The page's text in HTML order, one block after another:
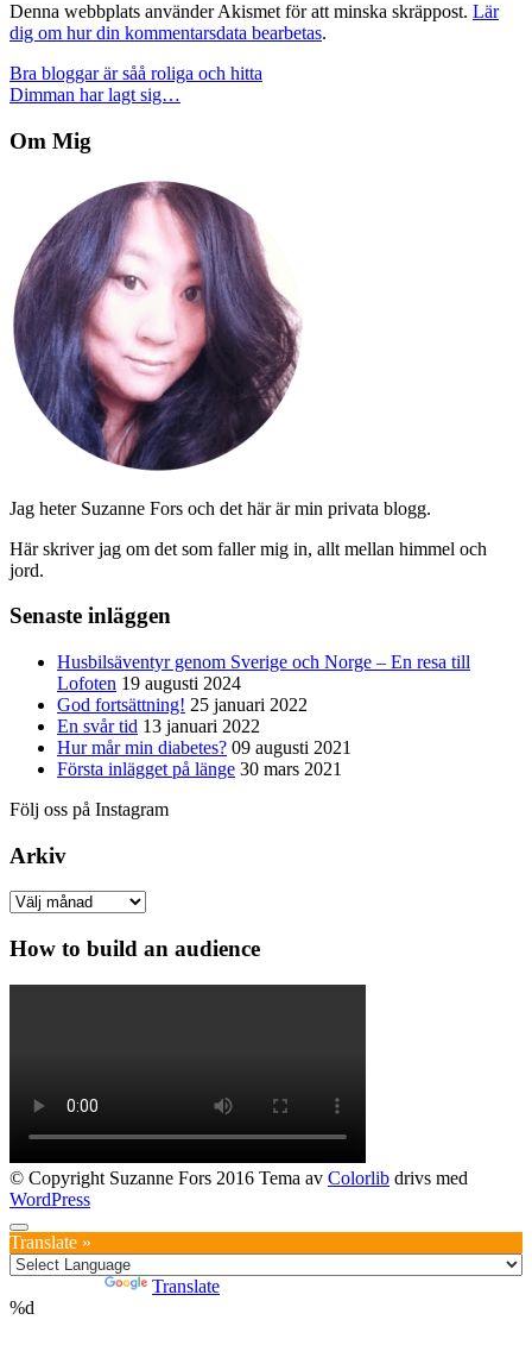
Denna webbplats använder Akismet för att minska skräppost. Lär
dig om hur din kommentarsdata bearbetas.
Inläggsnavigering
Bra bloggar är såå roliga och hitta
Dimman har lagt sig…
Om Mig
Jag heter Suzanne Fors och det här är min privata blogg.
Här skriver jag om det som faller mig in, allt mellan himmel och
jord.
Senaste inläggen
Husbilsäventyr genom Sverige och Norge – En resa till
Lofoten 19 augusti 2024
God fortsättning! 25 januari 2022
En svår tid 13 januari 2022
Hur mår min diabetes? 09 augusti 2021
Första inlägget på länge 30 mars 2021
Följ oss på Instagram
Arkiv
Arkiv
How to build an audience
© Copyright Suzanne Fors 2016 Tema av Colorlib drivs med
WordPress
Translate »
Translate
%d